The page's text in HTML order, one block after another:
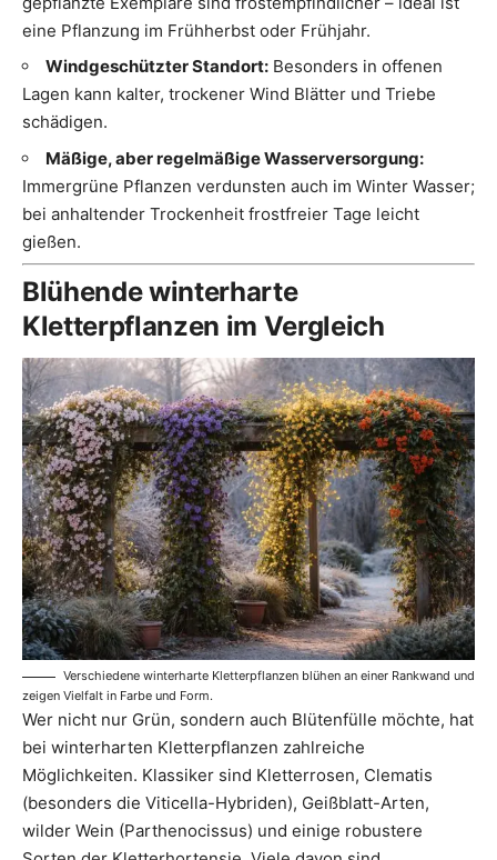
eine Pflanzung im Frühherbst oder Frühjahr.
Windgeschützter Standort: Besonders in offenen
Lagen kann kalter, trockener Wind Blätter und Triebe
schädigen.
Mäßige, aber regelmäßige Wasserversorgung:
Immergrüne Pflanzen verdunsten auch im Winter Wasser;
bei anhaltender Trockenheit frostfreier Tage leicht
gießen.
Blühende winterharte
Kletterpflanzen im Vergleich
Verschiedene winterharte Kletterpflanzen blühen an einer Rankwand und
zeigen Vielfalt in Farbe und Form.
Wer nicht nur Grün, sondern auch Blütenfülle möchte, hat
bei winterharten Kletterpflanzen zahlreiche
Möglichkeiten. Klassiker sind Kletterrosen, Clematis
(besonders die Viticella-Hybriden), Geißblatt-Arten,
wilder Wein (Parthenocissus) und einige robustere